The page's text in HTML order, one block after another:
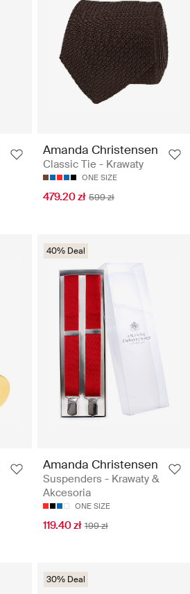
Amanda Christensen
Classic Tie - Krawaty
ONE SIZE
479.20 zł 599 zł
40% Deal
Amanda Christensen
Suspenders - Krawaty &
Akcesoria
ONE SIZE
119.40 zł 199 zł
30% Deal